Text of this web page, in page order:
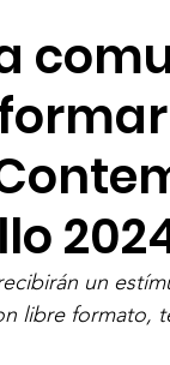
un
libre formato,